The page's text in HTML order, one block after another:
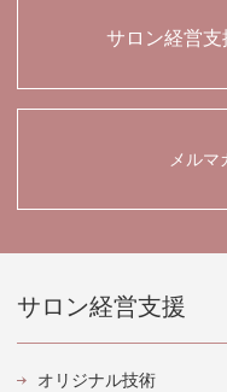
サロン経営
メルマ
サロン経営支援
オリジナル技術